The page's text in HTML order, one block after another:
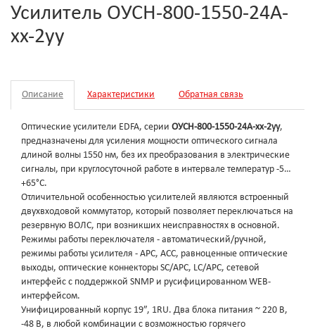
Усилитель ОУСН-800-1550-24А-
xx-2уу
Описание Характеристики Обратная связь
Оптические усилители EDFA, серии ОУСН-800-1550-24А-xx-2уу,
предназначены для усиления мощности оптического сигнала
длиной волны 1550 нм, без их преобразования в электрические
сигналы, при круглосуточной работе в интервале температур -5…
+65°С.
Отличительной особенностью усилителей являются встроенный
двухвходовой коммутатор, который позволяет переключаться на
резервную ВОЛС, при возникших неисправностях в основной.
Режимы работы переключателя - автоматический/ручной,
режимы работы усилителя - APC, AСС, равноценные оптические
выходы, оптические коннекторы SC/APC, LC/APC, сетевой
интерфейс с поддержкой SNMP и русифицированном WEB-
интерфейсом.
Унифицированный корпус 19”, 1RU. Два блока питания ~ 220 В,
-48 В, в любой комбинации с возможностью горячего